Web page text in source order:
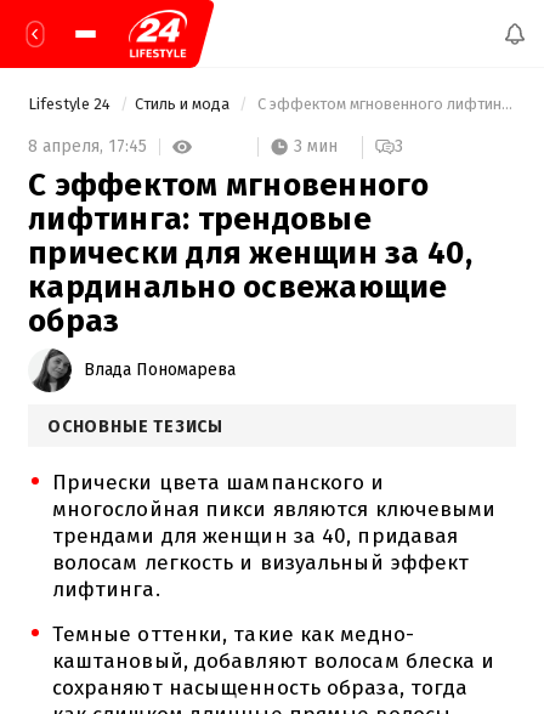
Lifestyle 24 Стиль и мода С эффектом мгновенного лифтинга: трендовые прически для женщин за 40, кардинально освежающие образ
8 апреля, 17:45 3 мин 3
С эффектом мгновенного
лифтинга: трендовые
прически для женщин за 40,
кардинально освежающие
образ
Влада Пономарева
ОСНОВНЫЕ ТЕЗИСЫ
Прически цвета шампанского и
многослойная пикси являются ключевыми
трендами для женщин за 40, придавая
волосам легкость и визуальный эффект
лифтинга.
Темные оттенки, такие как медно-
каштановый, добавляют волосам блеска и
сохраняют насыщенность образа, тогда